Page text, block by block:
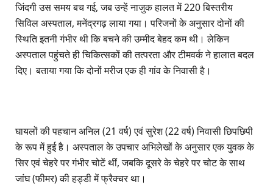
जिंदगी उस समय बच गई, जब उन्हें नाजुक हालत में 220 बिस्तरीय
सिविल अस्पताल, मनेंद्रगढ़ लाया गया। परिजनों के अनुसार दोनों की
स्थिति इतनी गंभीर थी कि बचने की उम्मीद बेहद कम थी। लेकिन
अस्पताल पहुंचते ही चिकित्सकों की तत्परता और टीमवर्क ने हालात बदल
दिए। बताया गया कि दोनों मरीज एक ही गांव के निवासी है।
घायलों की पहचान अनिल (21 वर्ष) एवं सुरेश (22 वर्ष) निवासी छिपछिपी
के रूप में हुई है। अस्पताल के उपचार अभिलेखों के अनुसार एक युवक के
सिर एवं चेहरे पर गंभीर चोटें थीं, जबकि दूसरे के चेहरे पर चोट के साथ
जांघ (फीमर) की हड्डी में फ्रैक्चर था।